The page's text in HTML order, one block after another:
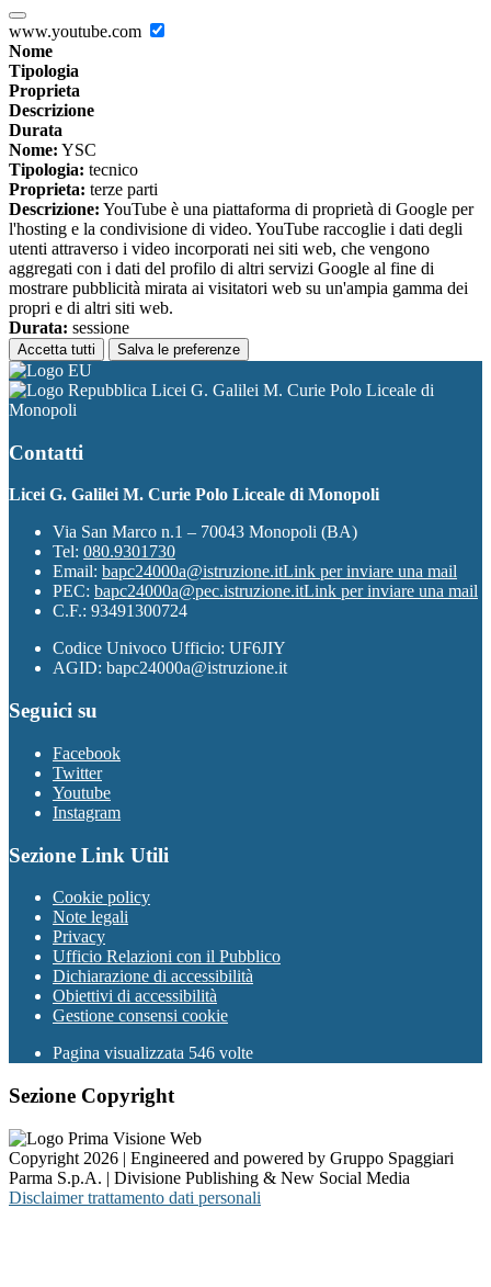
www.youtube.com
Nome
Tipologia
Proprieta
Descrizione
Durata
Nome: YSC
Tipologia: tecnico
Proprieta: terze parti
Descrizione: YouTube è una piattaforma di proprietà di Google per
l'hosting e la condivisione di video. YouTube raccoglie i dati degli
utenti attraverso i video incorporati nei siti web, che vengono
aggregati con i dati del profilo di altri servizi Google al fine di
mostrare pubblicità mirata ai visitatori web su un'ampia gamma dei
propri e di altri siti web.
Durata: sessione
Accetta tutti Salva le preferenze
Licei G. Galilei M. Curie Polo Liceale di
Monopoli
Contatti
Licei G. Galilei M. Curie Polo Liceale di Monopoli
Via San Marco n.1 – 70043 Monopoli (BA)
Tel: 080.9301730
Email: bapc24000a@istruzione.itLink per inviare una mail
PEC: bapc24000a@pec.istruzione.itLink per inviare una mail
C.F.: 93491300724
Codice Univoco Ufficio: UF6JIY
AGID: bapc24000a@istruzione.it
Seguici su
Facebook
Twitter
Youtube
Instagram
Sezione Link Utili
Cookie policy
Note legali
Privacy
Ufficio Relazioni con il Pubblico
Dichiarazione di accessibilità
Obiettivi di accessibilità
Gestione consensi cookie
Pagina visualizzata 546 volte
Sezione Copyright
Copyright 2026 | Engineered and powered by Gruppo Spaggiari
Parma S.p.A. | Divisione Publishing & New Social Media
Disclaimer trattamento dati personali